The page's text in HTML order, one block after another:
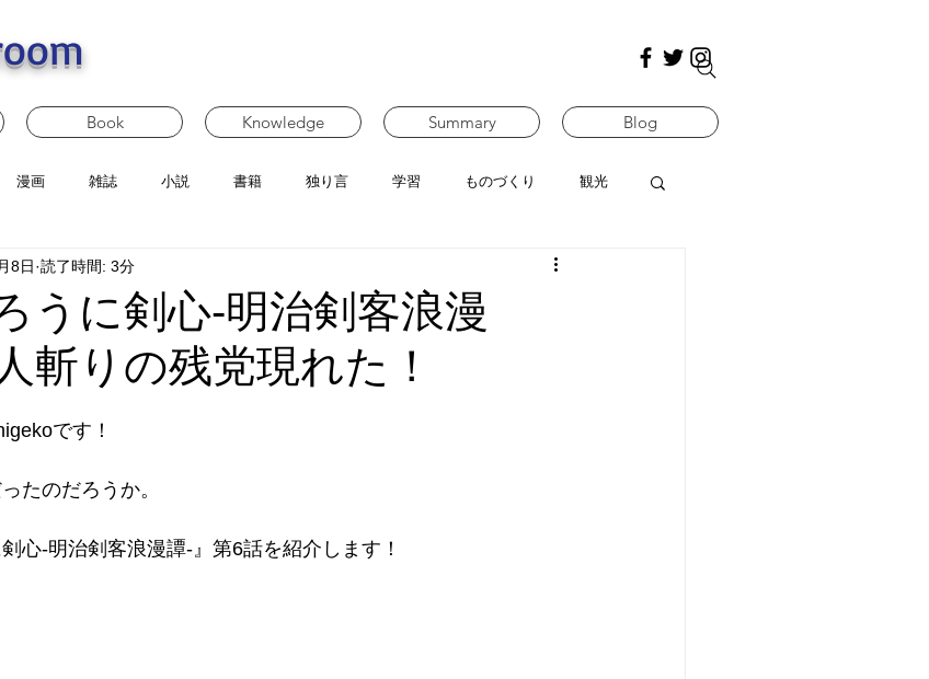
Book Knowledge Summary Blog
漫画 雑誌 小説 書籍 独り言 学習 ものづくり 観光
うに剣心-明治剣客浪漫
斬りの残党現れた！
8日 読了時間: 3分
です！
たのだろうか。
心-明治剣客浪漫譚-』第6話を紹介します！